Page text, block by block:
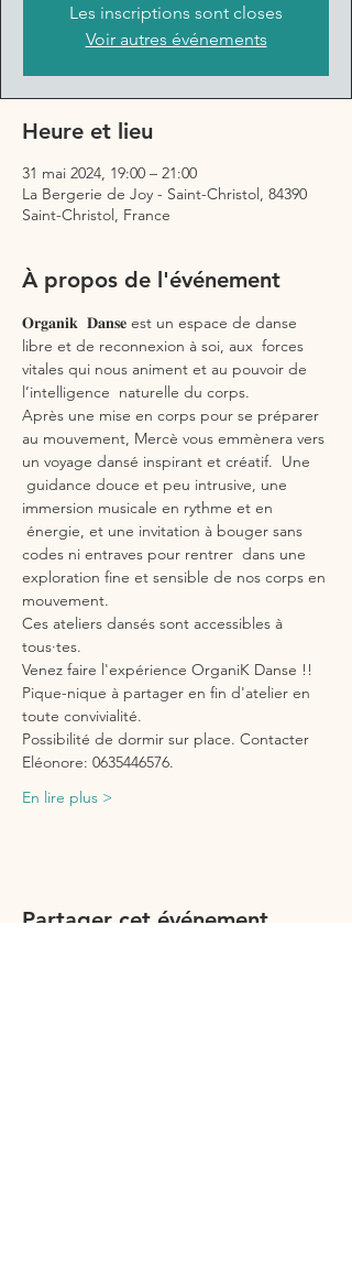
Les inscriptions sont closes
Voir autres événements
Heure et lieu
31 mai 2024, 19:00 – 21:00
La Bergerie de Joy - Saint-Christol, 84390
Saint-Christol, France
À propos de l'événement
𝐎𝐫𝐠𝐚𝐧𝐢𝐤  𝐃𝐚𝐧𝐬𝐞 est un espace de danse
libre et de reconnexion à soi, aux  forces
vitales qui nous animent et au pouvoir de
l’intelligence  naturelle du corps.
Après une mise en corps pour se préparer
au mouvement, Mercè vous emmènera vers
un voyage dansé inspirant et créatif.  Une
guidance douce et peu intrusive, une
immersion musicale en rythme et en
énergie, et une invitation à bouger sans
codes ni entraves pour rentrer  dans une
exploration fine et sensible de nos corps en
mouvement.
Ces ateliers dansés sont accessibles à
tous·tes.
Venez faire l'expérience OrganiK Danse !!
Pique-nique à partager en fin d'atelier en
toute convivialité.
Possibilité de dormir sur place. Contacter
Eléonore: 0635446576.
En lire plus >
Partager cet événement